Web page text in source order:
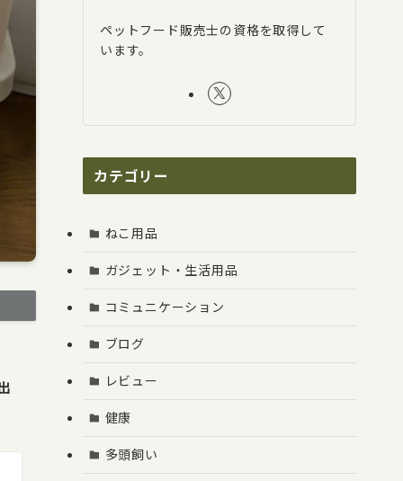
ペットフード販売士の資格を取得して
います。
カテゴリー
ねこ用品
ガジェット・生活用品
コミュニケーション
ブログ
レビュー
健康
多頭飼い